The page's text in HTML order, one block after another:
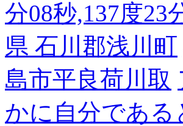
分08秒,137度23
県 石川郡浅川町
島市平良荷川取
かに自分であ